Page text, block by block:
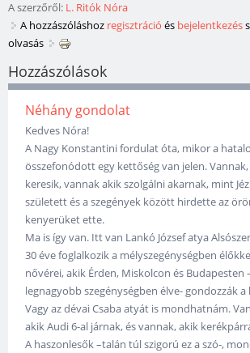
A szerzőről: L. Ritók Nóra
A hozzászóláshoz regisztráció és bejelentkezés
olvasás
Hozzászólások
Néhány gondolat
Kedves Nóra!
A Nagy Konstantini fordulat óta, mikor a
összefonódott egy kettőség van jelen.
keresik, vannak akik szolgálni akarnak, mint
született és a szegények között hirdette az
kenyerüket ette.
Ma is így van. Itt van Lankó József atya
30 éve foglalkozik a mélyszegénységben
nővérei, akik Érden, Miskolcon és Budapesten
legnagyobb szegénységben élve- gondozzák
Vagy az dévai Csaba atyát is mondhatnám.
akik Audi 6-al járnak, és vannak, akik
A haszonlesők –talán túl szigorú ez a szó-,